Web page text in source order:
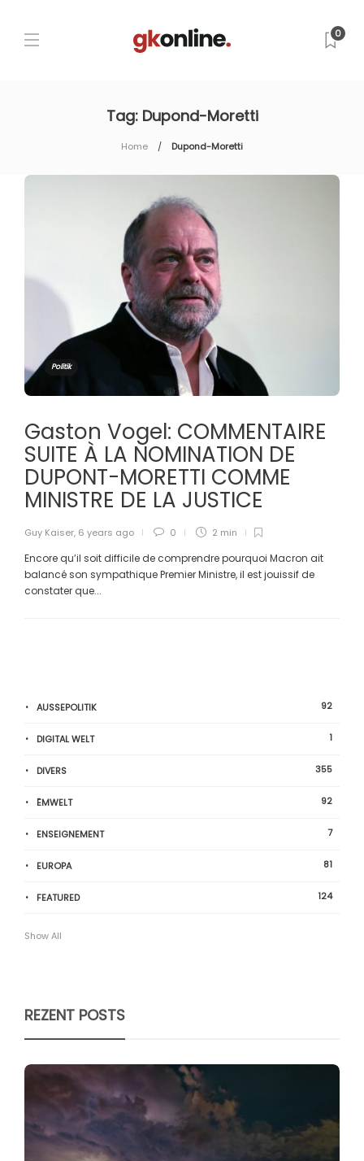
0
Tag: Dupond-Moretti
Home Dupond-Moretti
Politik
Gaston Vogel: COMMENTAIRE
SUITE À LA NOMINATION DE
DUPONT-MORETTI COMME
MINISTRE DE LA JUSTICE
Guy Kaiser, 6 years ago 0 2 min
Encore qu’il soit difficile de comprendre pourquoi Macron ait
balancé son sympathique Premier Ministre, il est jouissif de
constater que...
AUSSEPOLITIK 92
DIGITAL WELT 1
DIVERS 355
ËMWELT 92
ENSEIGNEMENT 7
EUROPA 81
FEATURED 124
Show All
REZENT POSTS